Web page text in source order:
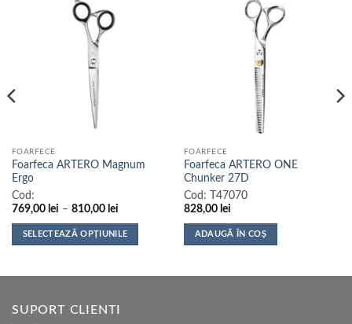
FOARFECE
Foarfeca ARTERO Magnum
Ergo
Cod:
769,00 lei – 810,00 leiInterval
prețuri:
769,00 lei
SELECTEAZĂ OPȚIUNILE
FOARFECE
Foarfeca ARTERO ONE
Chunker 27D
Cod:
T47070
828,00 lei
ADAUGĂ ÎN COȘ
SUPORT CLIENTI